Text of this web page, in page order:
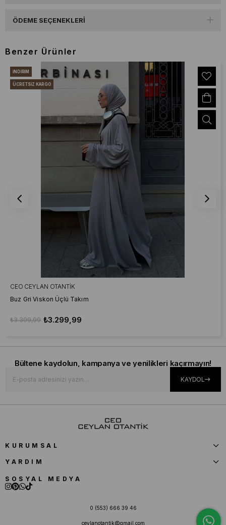
ÖDEME SEÇENEKLERI
Benzer Ürünler
CEO CEYLAN OTANTIK
Buz Gri Viskon Üçlü Takım
₺3.299,99
₺3.399,99
İNDIRIM
ÜCRETSIZ KARGO
Bültene kaydolun, kampanya ve yenilikleri kaçırmayın!
KAYDOL
KURUMSAL
YARDIM
SOSYAL MEDYA
0 (553) 666 39 46
ceylanotantik@gmail.com